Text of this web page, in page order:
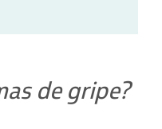
de gripe?